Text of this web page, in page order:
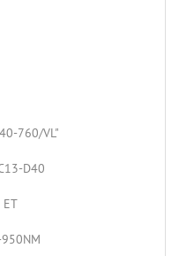
760/VL"
D40